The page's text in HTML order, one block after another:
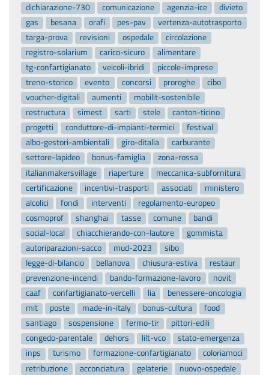
dichiarazione-730
comunicazione agenzia-ice
divieto
gas
besana orafi pes-pav
vertenza-autotrasporto
targa-prova
revisioni ospedale
circolazione
registro-solarium
carico-sicuro
alimentare
tg-confartigianato
veicoli-ibridi
piccole-imprese
treno-storico
evento concorsi proroghe
cibo
voucher-digitali
aumenti
mobilit-sostenibile
restructura
simest sarti stele
canton-ticino
progetti
conduttore-di-impianti-termici
festival
albo-gestori-ambientali
giro-ditalia
carburante
settore-lapideo
bonus-famiglia
zona-rossa
italianmakersvillage
riaperture
meccanica-subfornitura
certificazione
incentivi-trasporti associati
ministero
alcolici
fondi interventi
regolamento-europeo
cosmoprof
shanghai tasse comune
bandi
social-local
chiacchierando-con-lautore
gommista
autoriparazioni-sacco
mud-2023
sibo
legge-di-bilancio
bellanova chiusura-estiva
restaur
prevenzione-incendi
bando-formazione-lavoro
novit
caaf
confartigianato-vercelli lia
benessere-oncologia
mit
poste made-in-italy bonus-cultura
food
santiago
sospensione fermo-tir
pittori-edili
congedo-parentale
dehors lilt-vco
stato-emergenza
inps
turismo formazione-confartigianato
coloriamoci
retribuzione
acconciatura gelaterie
nuovo-ospedale